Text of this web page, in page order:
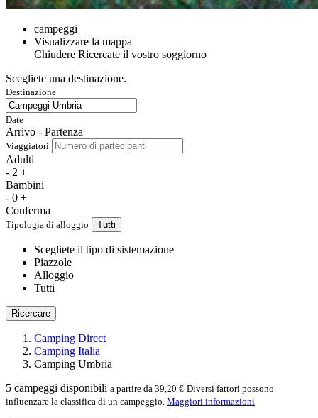
campeggi
Visualizzare la mappa
Chiudere Ricercate il vostro soggiorno
Scegliete una destinazione.
Destinazione
Date
Arrivo - Partenza
Viaggiatori
Adulti
- 2 +
Bambini
- 0 +
Conferma
Tipologia di alloggio Tutti
Scegliete il tipo di sistemazione
Piazzole
Alloggio
Tutti
Ricercare
Camping Direct
Camping Italia
Camping Umbria
5 campeggi disponibili a partire da 39,20 € Diversi fattori possono
influenzare la classifica di un campeggio. Maggiori informazioni